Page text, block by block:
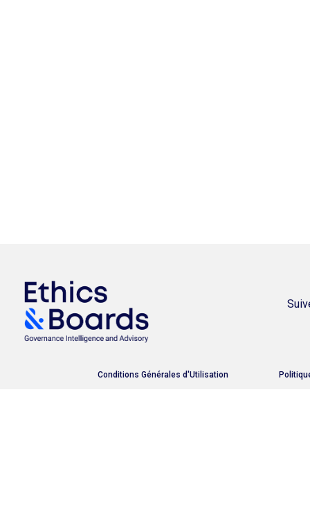
Conditions Générales d'Utilisation